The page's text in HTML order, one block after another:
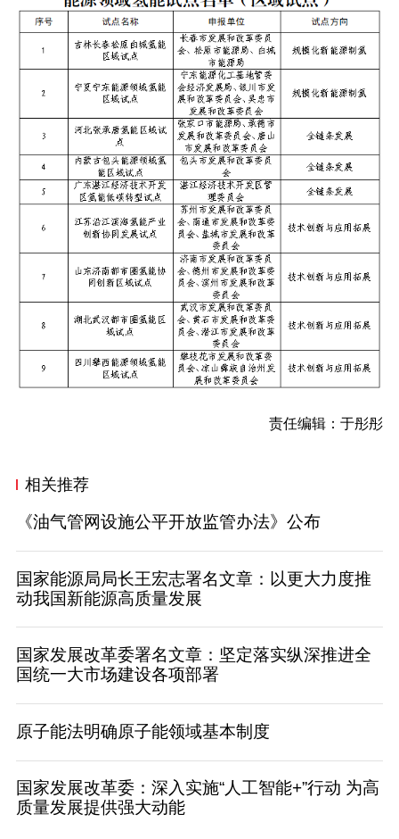
责任编辑：于彤彤
相关推荐
《油气管网设施公平开放监管办法》公布
国家能源局局长王宏志署名文章：以更大力度推
动我国新能源高质量发展
国家发展改革委署名文章：坚定落实纵深推进全
国统一大市场建设各项部署
原子能法明确原子能领域基本制度
国家发展改革委：深入实施“人工智能+”行动 为高
质量发展提供强大动能